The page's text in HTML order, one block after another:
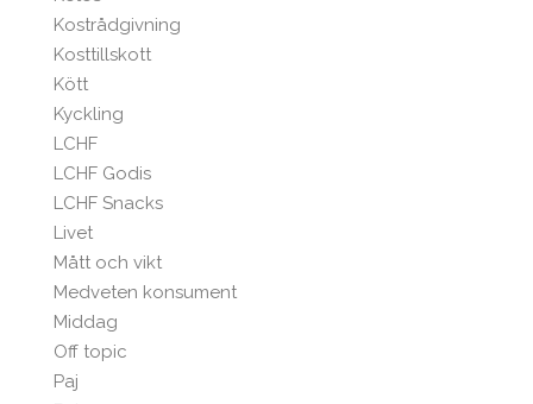
Kostrådgivning
Kosttillskott
Kött
Kyckling
LCHF
LCHF Godis
LCHF Snacks
Livet
Mått och vikt
Medveten konsument
Middag
Off topic
Paj